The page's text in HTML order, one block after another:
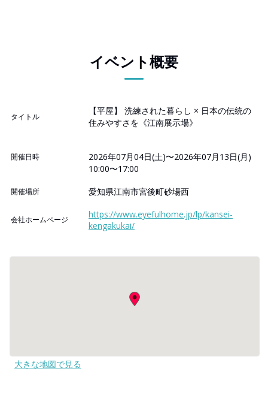
イベント概要
タイトル
【平屋】 洗練された暮らし × 日本の伝統の
住みやすさを《江南展示場》
開催日時
2026年07月04日(土)〜2026年07月13日(月)
10:00〜17:00
開催場所 愛知県江南市宮後町砂場西
会社ホームページ
https://www.eyefulhome.jp/lp/kansei-
kengakukai/
大きな地図で見る